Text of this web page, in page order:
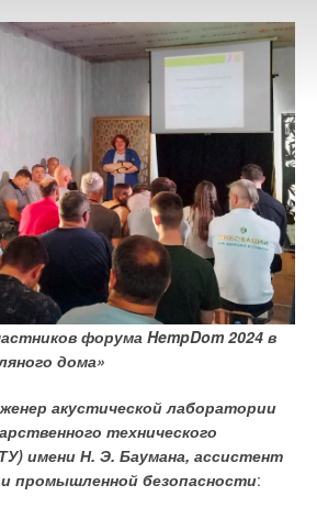
форума HempDom 2024 в
дома»
акустической лаборатории
технического
имени Н. Э. Баумана, ассистент
промышленной безопасности: